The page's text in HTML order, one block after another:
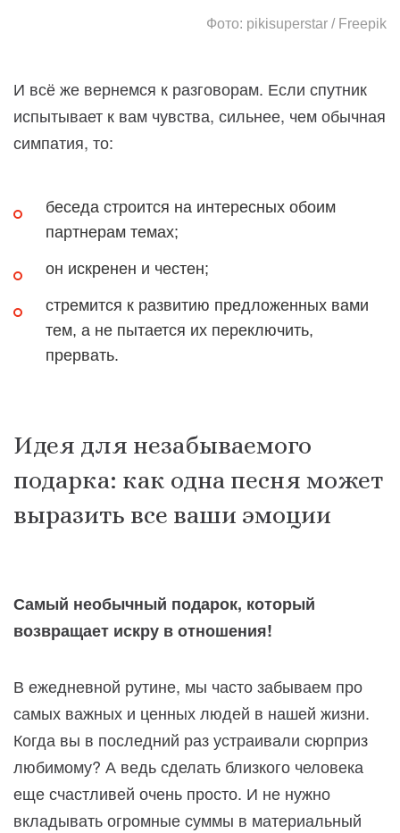
Фото: pikisuperstar / Freepik
И всё же вернемся к разговорам. Если спутник
испытывает к вам чувства, сильнее, чем обычная
симпатия, то:
беседа строится на интересных обоим
партнерам темах;
он искренен и честен;
стремится к развитию предложенных вами
тем, а не пытается их переключить,
прервать.
Идея для незабываемого
подарка: как одна песня может
выразить все ваши эмоции
Самый необычный подарок, который
возвращает искру в отношения!
В ежедневной рутине, мы часто забываем про
самых важных и ценных людей в нашей жизни.
Когда вы в последний раз устраивали сюрприз
любимому? А ведь сделать близкого человека
еще счастливей очень просто. И не нужно
вкладывать огромные суммы в материальный